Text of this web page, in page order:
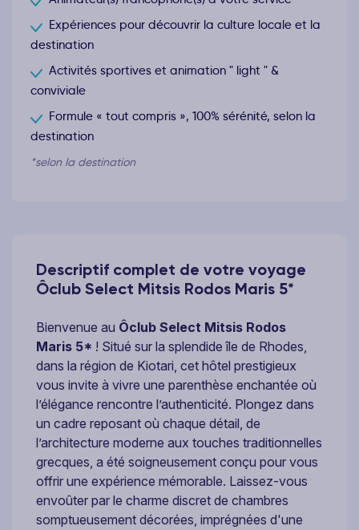
Expériences pour découvrir la culture locale et la
destination
Activités sportives et animation " light " &
conviviale
Formule « tout compris », 100% sérénité, selon la
destination
*selon la destination
Descriptif complet de votre voyage
Ôclub Select Mitsis Rodos Maris 5*
Bienvenue au Ôclub Select Mitsis Rodos
Maris 5* ! Situé sur la splendide île de Rhodes,
dans la région de Kiotari, cet hôtel prestigieux
vous invite à vivre une parenthèse enchantée où
l’élégance rencontre l’authenticité. Plongez dans
un cadre reposant où chaque détail, de
l’architecture moderne aux touches traditionnelles
grecques, a été soigneusement conçu pour vous
offrir une expérience mémorable. Laissez-vous
envoûter par le charme discret de chambres
somptueusement décorées, imprégnées d'une